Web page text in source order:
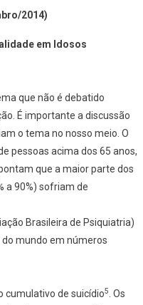
2014)
em Idosos
que não é debatido
É importante a discussão
o tema no nosso meio. O
pessoas acima dos 65 anos,
que a maior parte dos
a 90%) sofriam de
Brasileira de Psiquiatria)
mundo em números
cumulativo de suicídio5 . Os